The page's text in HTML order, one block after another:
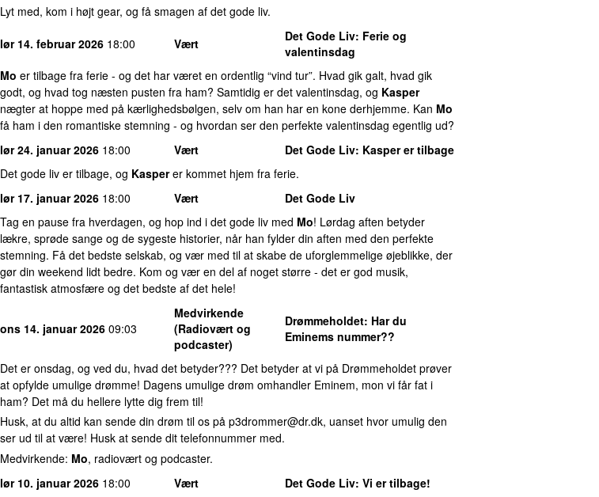
Lyt med, kom i højt gear, og få smagen af det gode liv.
lør 14. februar 2026 18:00 Vært Det Gode Liv: Ferie og
valentinsdag
Mo er tilbage fra ferie - og det har været en ordentlig “vind tur”. Hvad gik galt, hvad gik
godt, og hvad tog næsten pusten fra ham? Samtidig er det valentinsdag, og Kasper
nægter at hoppe med på kærlighedsbølgen, selv om han har en kone derhjemme. Kan Mo
få ham i den romantiske stemning - og hvordan ser den perfekte valentinsdag egentlig ud?
lør 24. januar 2026 18:00 Vært Det Gode Liv: Kasperer tilbage
Det gode liv er tilbage, og Kasperer kommet hjem fra ferie.
lør 17. januar 2026 18:00 Vært
Det Gode Liv
Tag en pause fra hverdagen, og hop ind i det gode liv med Mo! Lørdag aften betyder
lækre, sprøde sange og de sygeste historier, når han fylder din aften med den perfekte
stemning. Få det bedste selskab, og vær med til at skabe de uforglemmelige øjeblikke, der
gør din weekend lidt bedre. Kom og vær en del af noget større - det er god musik,
fantastisk atmosfære og det bedste af det hele!
ons 14. januar 2026 09:03
Medvirkende
(Radiovært og
podcaster)
Drømmeholdet: Har du
Eminems nummer??
Det er onsdag, og ved du, hvad det betyder??? Det betyder at vi på Drømmeholdet prøver
at opfylde umulige drømme! Dagens umulige drøm omhandler Eminem, mon vi får fat i
ham? Det må du hellere lytte dig frem til!
Husk, at du altid kan sende din drøm til os på p3drommer@dr.dk, uanset hvor umulig den
ser ud til at være! Husk at sende dit telefonnummer med.
Medvirkende: Mo, radiovært og podcaster.
lør 10. januar 2026 18:00 Vært Det Gode Liv: Vi er tilbage!